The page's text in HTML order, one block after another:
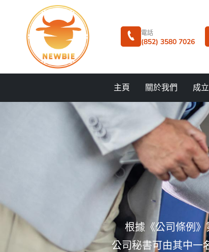
電話
(852) 3580 7026
主頁 關於我們 成
根據《公司條例》
公司秘書可由其中一